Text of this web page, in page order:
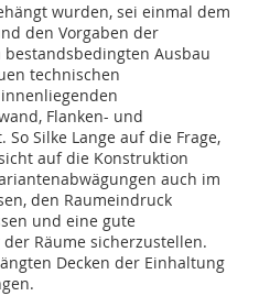
wurden, sei einmal dem
den Vorgaben der
Ausbau
technischen
Flanken- und
Silke Lange auf die Frage,
auf die Konstruktion
auch im
den Raumeindruck
und eine gute
Räume sicherzustellen.
Decken der Einhaltung